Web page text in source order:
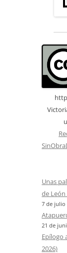
Unas
de León
7 de julio
21 de
Epílogo
2026)